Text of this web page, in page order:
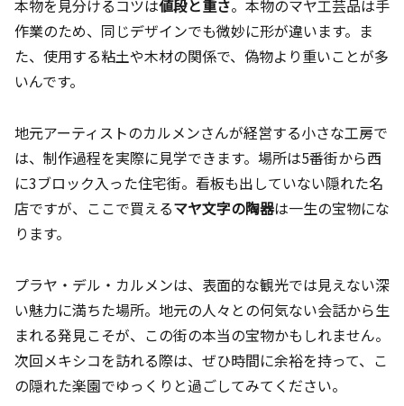
本物を見分けるコツは値段と重さ。本物のマヤ工芸品は手
作業のため、同じデザインでも微妙に形が違います。ま
た、使用する粘土や木材の関係で、偽物より重いことが多
いんです。
地元アーティストのカルメンさんが経営する小さな工房で
は、制作過程を実際に見学できます。場所は5番街から西
に3ブロック入った住宅街。看板も出していない隠れた名
店ですが、ここで買えるマヤ文字の陶器は一生の宝物にな
ります。
プラヤ・デル・カルメンは、表面的な観光では見えない深
い魅力に満ちた場所。地元の人々との何気ない会話から生
まれる発見こそが、この街の本当の宝物かもしれません。
次回メキシコを訪れる際は、ぜひ時間に余裕を持って、こ
の隠れた楽園でゆっくりと過ごしてみてください。